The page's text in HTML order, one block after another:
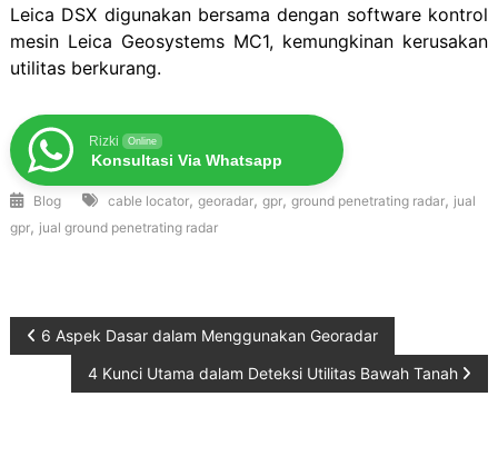
Leica DSX digunakan bersama dengan software kontrol
mesin Leica Geosystems MC1, kemungkinan kerusakan
utilitas berkurang.
Rizki Online
Konsultasi Via Whatsapp
Blog cable locator, georadar, gpr, ground penetrating radar, jual
gpr, jual ground penetrating radar
Post
navigation
6 Aspek Dasar dalam Menggunakan Georadar
4 Kunci Utama dalam Deteksi Utilitas Bawah Tanah